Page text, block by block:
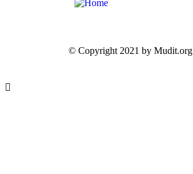
© Copyright 2021 by Mudit.org